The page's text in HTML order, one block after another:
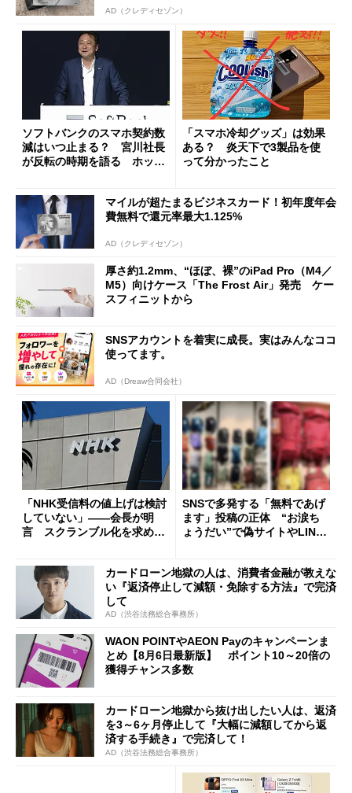
AD（クレディセゾン）
ソフトバンクのスマホ契約数
減はいつ止まる？ 宮川社長
が反転の時期を語る ホッピ
「スマホ冷却グッズ」は効果
ある？ 炎天下で3製品を使
って分かったこと
マイルが超たまるビジネスカード！初年度年会
費無料で還元率最大1.125%
AD（クレディセゾン）
厚さ約1.2mm、“ほぼ、裸”のiPad Pro（M4／
M5）向けケース「The Frost Air」発売 ケー
スフィニットから
SNSアカウントを着実に成長。実はみんなココ
使ってます。
AD（Dreaw合同会社）
「NHK受信料の値上げは検討
していない」――会長が明
言 スクランブル化を求める
SNSで多発する「無料であげ
ます」投稿の正体 “お涙ち
ょうだい”で偽サイトやLINE
カードローン地獄の人は、消費者金融が教えな
い『返済停止して減額・免除する方法』で完済
して
AD（渋谷法務総合事務所）
WAON POINTやAEON Payのキャンペーンま
とめ【8月6日最新版】 ポイント10～20倍の
獲得チャンス多数
カードローン地獄から抜け出したい人は、返済
を3～6ヶ月停止して『大幅に減額してから返
済する手続き』で完済して！
AD（渋谷法務総合事務所）